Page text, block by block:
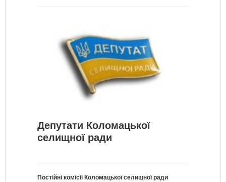
Депутати Коломацької
селищної ради
Постійні комісії Коломацької селищної ради